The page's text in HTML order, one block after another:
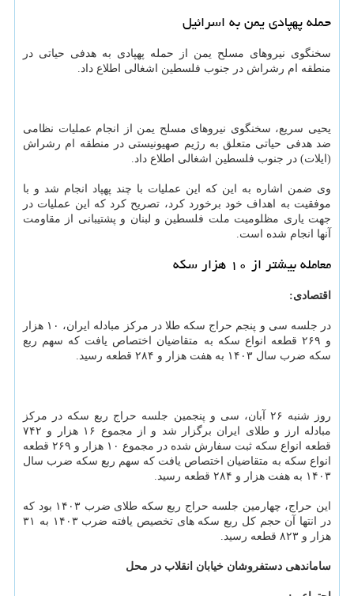
حمله پهپادی یمن به اسرائیل
سخنگوی نیروهای مسلح یمن از حمله پهپادی به هدفی حیاتی در
منطقه ام رشراش در جنوب فلسطین اشغالی اطلاع داد.
یحیی سریع، سخنگوی نیروهای مسلح یمن از انجام عملیات نظامی
ضد هدفی حیاتی متعلق به رژیم صهیونیستی در منطقه ام رشراش
(ایلات) در جنوب فلسطین اشغالی اطلاع داد.
وی ضمن اشاره به این که این عملیات با چند پهپاد انجام شد و با
موفقیت به اهداف خود برخورد کرد، تصریح کرد که این عملیات در
جهت یاری مظلومیت ملت فلسطین و لبنان و پشتیبانی از مقاومت
آنها انجام شده است.
معامله بیشتر از ۱۰ هزار سکه
اقتصادی:
در جلسه سی و پنجم حراج سکه طلا در مرکز مبادله ایران، ۱۰ هزار
و ۲۶۹ قطعه انواع سکه به متقاضیان اختصاص یافت که سهم ربع
سکه ضرب سال ۱۴۰۳ به هفت هزار و ۲۸۴ قطعه رسید.
روز شنبه ۲۶ آبان، سی و پنجمین جلسه حراج ربع سکه در مرکز
مبادله ارز و طلای ایران برگزار شد و از مجموع ۱۶ هزار و ۷۴۲
قطعه انواع سکه ثبت سفارش شده در مجموع ۱۰ هزار و ۲۶۹ قطعه
انواع سکه به متقاضیان اختصاص یافت که سهم ربع سکه ضرب سال
۱۴۰۳ به هفت هزار و ۲۸۴ قطعه رسید.
این حراج، چهارمین جلسه حراج ربع سکه طلای ضرب ۱۴۰۳ بود که
در انتها آن حجم کل ربع سکه های تخصیص یافته ضرب ۱۴۰۳ به ۳۱
هزار و ۸۲۳ قطعه رسید.
ساماندهی دستفروشان خیابان انقلاب در محل